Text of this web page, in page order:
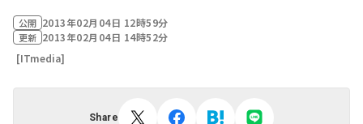
公開 2013年02月04日 12時59分
更新 2013年02月04日 14時52分
[ITmedia]
Share